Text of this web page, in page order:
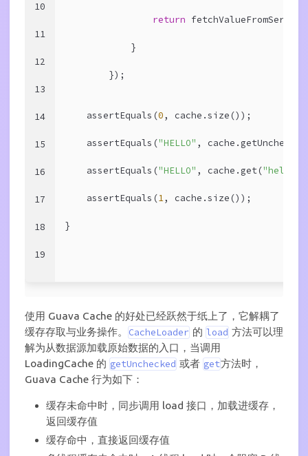
10
11
12
13
14
15
16
17
18
19
return
            }
        });
    assertEquals(
0, cache.size());
    assertEquals(
"HELLO" ,
    assertEquals(
"HELLO" , cache.get("hello"
    assertEquals(
1, cache.size());
}
使用 Guava Cache 的好处已经跃然于纸上了，它解耦了
缓存存取与业务操作。
CacheLoader 的 load 方法可以理
解为从数据源加载原始数据的入口，当调用
LoadingCache 的 getUnchecked 或者 get方法时，
Guava Cache 行为如下：
缓存未命中时，同步调用 load 接口，加载进缓存，
返回缓存值
缓存命中，直接返回缓存值